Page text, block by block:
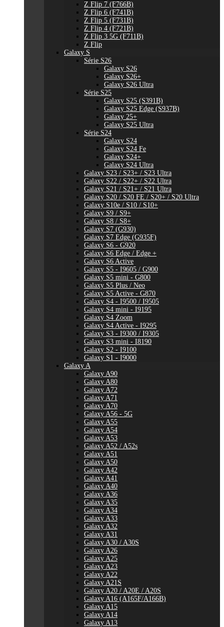
Z Flip 7 (F766B)
Z Flip 6 (F741B)
Z Flip 5 (F731B)
Z Flip 4 (F721B)
Z Flip 3 5G (F711B)
Z Flip
Galaxy S
Série S26
Galaxy S26
Galaxy S26+
Galaxy S26 Ultra
Série S25
Galaxy S25 (S391B)
Galaxy S25 Edge (S937B)
Galaxy 25+
Galaxy S25 Ultra
Série S24
Galaxy S24
Galaxy S24 Fe
Galaxy S24+
Galaxy S24 Ultra
Galaxy S23 / S23+ / S23 Ultra
Galaxy S22 / S22+ / S22 Ultra
Galaxy S21 / S21+ / S21 Ultra
Galaxy S20 / S20 FE / S20+ / S20 Ultra
Galaxy S10e / S10 / S10+
Galaxy S9 / S9+
Galaxy S8 / S8+
Galaxy S7 (G930)
Galaxy S7 Edge (G935F)
Galaxy S6 - G920
Galaxy S6 Edge / Edge +
Galaxy S6 Active
Galaxy S5 - I9605 / G900
Galaxy S5 mini - G800
Galaxy S5 Plus / Neo
Galaxy S5 Active - G870
Galaxy S4 - I9500 / I9505
Galaxy S4 mini - I9195
Galaxy S4 Zoom
Galaxy S4 Active - I9295
Galaxy S3 - I9300 / I9305
Galaxy S3 mini - I8190
Galaxy S2 - I9100
Galaxy S1 - I9000
Galaxy A
Galaxy A90
Galaxy A80
Galaxy A72
Galaxy A71
Galaxy A70
Galaxy A56 - 5G
Galaxy A55
Galaxy A54
Galaxy A53
Galaxy A52 / A52s
Galaxy A51
Galaxy A50
Galaxy A42
Galaxy A41
Galaxy A40
Galaxy A36
Galaxy A35
Galaxy A34
Galaxy A33
Galaxy A32
Galaxy A31
Galaxy A30 / A30S
Galaxy A26
Galaxy A25
Galaxy A23
Galaxy A22
Galaxy A21S
Galaxy A20 / A20E / A20S
Galaxy A16 (A165F/A166B)
Galaxy A15
Galaxy A14
Galaxy A13